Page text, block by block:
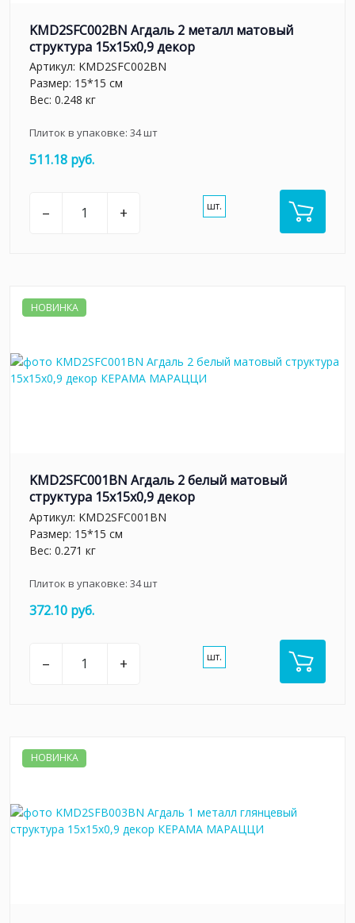
KMD2SFC002BN Агдаль 2 металл матовый
структура 15x15x0,9 декор
Артикул: KMD2SFC002BN
Размер: 15*15 см
Вес: 0.248 кг
Плиток в упаковке: 34шт
511.18 руб.
– + шт.
НОВИНКА
KMD2SFC001BN Агдаль 2 белый матовый
структура 15x15x0,9 декор
Артикул: KMD2SFC001BN
Размер: 15*15 см
Вес: 0.271 кг
Плиток в упаковке: 34шт
372.10 руб.
– + шт.
НОВИНКА